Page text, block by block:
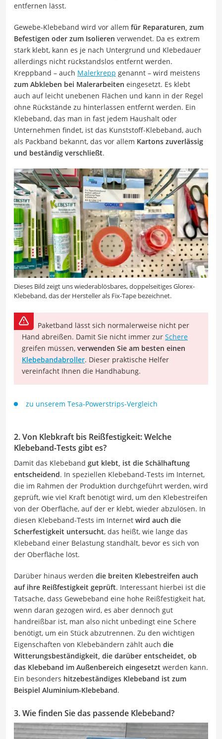
entfernen lässt.
Gewebe-Klebeband wird vor allem für Reparaturen, zum
Befestigen oder zum Isolieren verwendet. Da es extrem
stark klebt, kann es je nach Untergrund und Klebedauer
allerdings nicht rückstandslos entfernt werden.
Kreppband – auch Malerkrepp genannt – wird meistens
zum Abkleben bei Malerarbeiten eingesetzt. Es klebt
auch auf leicht unebenen Flächen und kann in der Regel
ohne Rückstände zu hinterlassen entfernt werden. Ein
Klebeband, das man in fast jedem Haushalt oder
Unternehmen findet, ist das Kunststoff-Klebeband, auch
als Packband bekannt, das vor allem Kartons zuverlässig
und beständig verschließt.
Dieses Bild zeigt uns wiederablösbares, doppelseitiges Glorex-
Klebeband, das der Hersteller als Fix-Tape bezeichnet.
Paketband lässt sich normalerweise nicht per
Hand abreißen. Damit Sie nicht immer zur Schere
greifen müssen, verwenden Sie am besten einen
Klebebandabroller. Dieser praktische Helfer
vereinfacht Ihnen die Handhabung.
zu unserem Tesa-Powerstrips-Vergleich
2. Von Klebkraft bis Reißfestigkeit: Welche
Klebeband-Tests gibt es?
Damit das Klebeband gut klebt, ist die Schälhaftung
entscheidend. In speziellen Klebeband-Tests im Internet,
die im Rahmen der Produktion durchgeführt werden, wird
geprüft, wie viel Kraft benötigt wird, um den Klebestreifen
von der Oberfläche, auf der er klebt, wieder abzulösen. In
diesen Klebeband-Tests im Internet wird auch die
Scherfestigkeit untersucht, das heißt, wie lange das
Klebeband einer Belastung standhält, bevor es sich von
der Oberfläche löst.
Darüber hinaus werden die breiten Klebestreifen auch
auf ihre Reißfestigkeit geprüft. Interessant hierbei ist die
Tatsache, dass Gewebeband eine hohe Reißfestigkeit hat,
wenn daran gezogen wird, es aber dennoch gut
handreißbar ist, man also nicht unbedingt eine Schere
benötigt, um ein Stück abzutrennen. Zu den wichtigen
Eigenschaften von Klebebändern zählt auch die
Witterungsbeständigkeit, die darüber entscheidet, ob
das Klebeband im Außenbereich eingesetzt werden kann.
Ein besonders hitzebeständiges Klebeband ist zum
Beispiel Aluminium-Klebeband.
3. Wie finden Sie das passende Klebeband?